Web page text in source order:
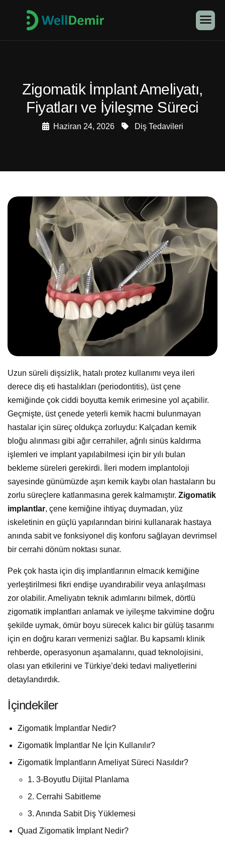
Zigomatik İmplant Ameliyatı,
Fiyatları ve İyileşme Süreci
Haziran 24, 2026 Diş Tedavileri
Uzun süreli dişsizlik, hatalı protez kullanımı veya ileri
derece diş eti hastalıkları (periodontitis), üst çene
kemiğinde çok ciddi boyutta kemik erimesine yol açabilir.
Geçmişte, üst çenede yeterli kemik hacmi bulunmayan
hastalar için süreç oldukça zorluydu: Kalçadan kemik
bloğu alınması gibi ağır cerrahiler, ağrılı sinüs kaldırma
işlemleri ve implant yapılabilmesi için bir yılı bulan
bekleme süreleri gerekirdi. İleri modern implantoloji
sayesinde günümüzde aşırı kemik kaybı olan hastaların bu
zorlu süreçlere katlanmasına gerek kalmamıştır. Zigomatik
implantlar, çene kemiğine ihtiyaç duymadan, yüz
iskeletinin en güçlü yapılarından birini kullanarak hastaya
anında sabit ve fonksiyonel diş konforu sağlayan devrimsel
bir cerrahi dönüm noktası sunar.
Pek çok hasta için diş implantlarının elmacık kemiğine
yerleştirilmesi fikri endişe uyandırabilir veya anlaşılması
zor olabilir. Ameliyatın teknik adımlarını bilmek, dörtlü
zigomatik implantları anlamak ve iyileşme takvimine doğru
şekilde uymak, ömür boyu sürecek kalıcı bir gülüş tasarımı
için en doğru kararı vermenizi sağlar. Bu kapsamlı klinik
rehberde, operasyonun aşamalarını, quad teknolojisini,
olası yan etkilerini ve Türkiye’deki tedavi maliyetlerini
detaylandırdık.
İçindekiler
Zigomatik İmplantlar Nedir?
Zigomatik İmplantlar Ne İçin Kullanılır?
Zigomatik İmplantların Ameliyat Süreci Nasıldır?
1. 3-Boyutlu Dijital Planlama
2. Cerrahi Sabitleme
3. Anında Sabit Diş Yüklemesi
Quad Zigomatik İmplant Nedir?